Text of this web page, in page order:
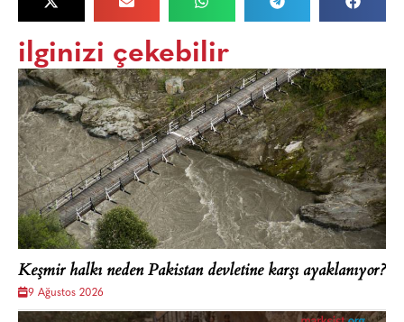
ilginizi çekebilir
Keşmir halkı neden Pakistan devletine karşı ayaklanıyor?
9 Ağustos 2026